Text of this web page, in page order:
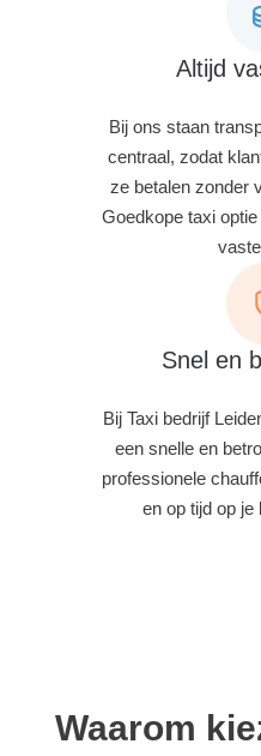
Altijd
Bij ons staan
centraal, zodat
ze betalen zonder
Goedkope taxi
Snel en
Bij Taxi bedrijf
een snelle en
professionele
en op tijd op je
Waarom